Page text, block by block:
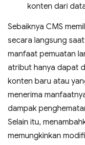
konten dari
Sebaiknya CMS
secara langsung
manfaat pemuatan
atribut hanya dapat
konten baru atau
menerima
dampak
Selain itu,
memungkinkan